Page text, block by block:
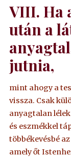
VIII. Ha
után a
jutnia,
mint ahogy a
vissza. Csak
anyagtalan
és eszmékkel
többékevésbé
amely őt